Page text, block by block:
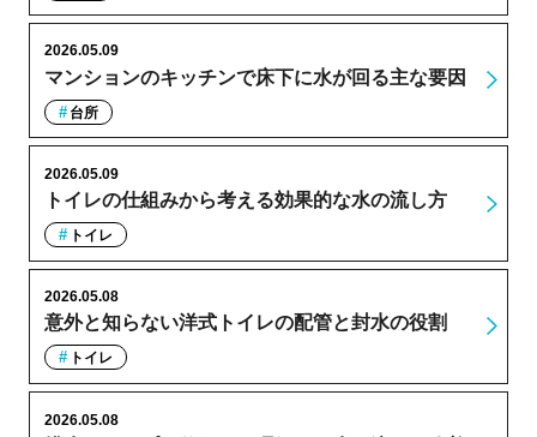
マンションのキッチンで床下に水が回る主な要因
2026.05.09
台所
トイレの仕組みから考える効果的な水の流し方
2026.05.09
トイレ
意外と知らない洋式トイレの配管と封水の役割
2026.05.08
トイレ
2026.05.08